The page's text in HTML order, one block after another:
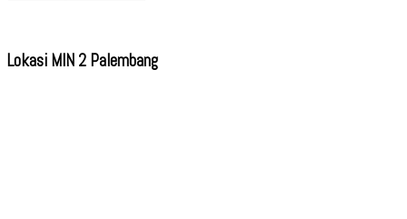
Lokasi MIN 2 Palembang